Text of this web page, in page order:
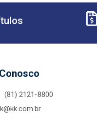
(81) 2121-8800